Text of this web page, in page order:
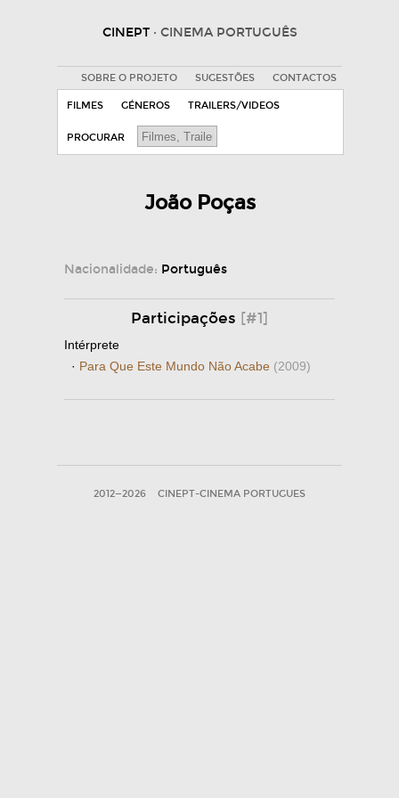
CINEPT · CINEMA PORTUGUÊS
SOBRE O PROJETO SUGESTÕES CONTACTOS
FILMES GÉNEROS TRAILERS/VIDEOS
PROCURAR
João Poças
Nacionalidade: Português
Participações [#1]
Intérprete
· Para Que Este Mundo Não Acabe (2009)
2012—2026 CINEPT-CINEMA PORTUGUES